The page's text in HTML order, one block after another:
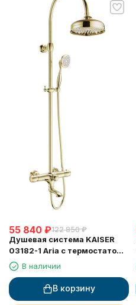
55 840 ₽122 850 ₽
Душевая система KAISER
03182-1 Aria с термостатом
6282В наличии
В корзину